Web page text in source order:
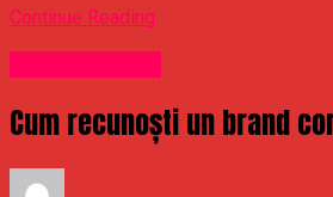
Continue Reading
Cum recunoști un brand